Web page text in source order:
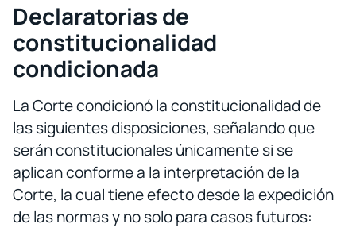
Declaratorias de
constitucionalidad
condicionada
La Corte condicionó la constitucionalidad de
las siguientes disposiciones, señalando que
serán constitucionales únicamente si se
aplican conforme a la interpretación de la
Corte, la cual tiene efecto desde la expedición
de las normas y no solo para casos futuros: